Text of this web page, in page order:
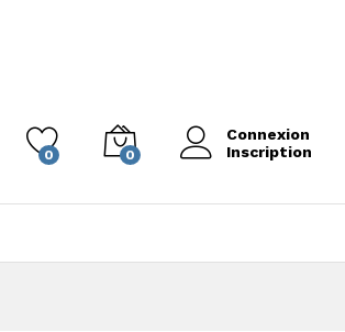
0 0
Connexion
Inscription